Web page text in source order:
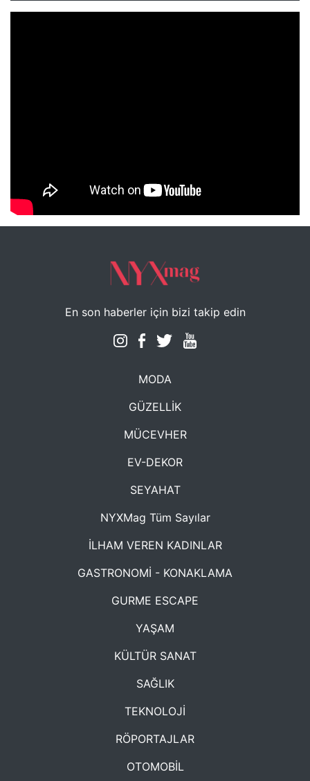
NYXmag 2. Yaş Kutlama Etkinliği
En son haberler için bizi takip edin
MODA
GÜZELLİK
MÜCEVHER
EV-DEKOR
SEYAHAT
NYXMag Tüm Sayılar
İLHAM VEREN KADINLAR
GASTRONOMİ - KONAKLAMA
GURME ESCAPE
YAŞAM
KÜLTÜR SANAT
SAĞLIK
TEKNOLOJİ
RÖPORTAJLAR
OTOMOBİL